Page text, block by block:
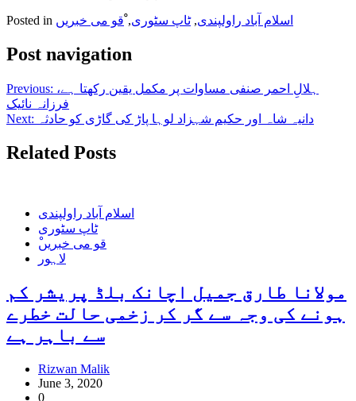
Posted in اسلام آباد راولپندی,ٹاپ سٹوری,ْقو می خبریں
Post navigation
Previous: ہلالِ احمر صنفی مساوات پر مکمل یقین رکھتا ہے،
فرزانہ نائیک
Next:
دانیہ شاہ اور حکیم شہزاد لوہا پاڑ کی گاڑی کو حادثہ
Related Posts
اسلام آباد راولپندی
ٹاپ سٹوری
ْقو می خبریں
لاہور
مولانا طارق جمیل اچانک بلڈ پریشر کم
ہونے کی وجہ سے گر کر زخمی حالت خطرے
سے باہر ہے
Rizwan Malik
June 3, 2020
0